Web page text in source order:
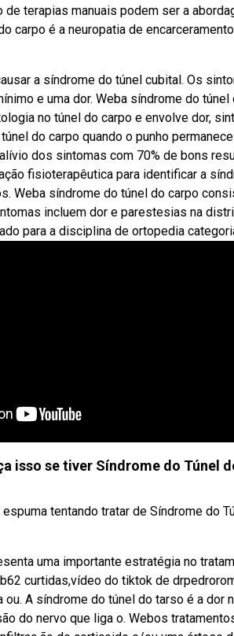
terapias manuais podem ser a
carpo é a neuropatia de
a síndrome do túnel cubital. Os
e uma dor. Weba síndrome do
no túnel do carpo e envolve dor,
do carpo quando o punho
dos sintomas com 70% de bons
fisioterapêutica para identificar a
Weba síndrome do túnel do carpo
incluem dor e parestesias na
para a disciplina de ortopedia
isso se tiver Síndrome do Túnel
tentando tratar de Síndrome do
uma importante estratégia no
curtidas,vídeo do tiktok de
A síndrome do túnel do tarso é a
do nervo que liga o. Webos